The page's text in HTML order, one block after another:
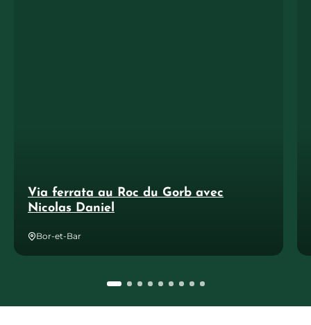
Via ferrata au Roc du Gorb avec
Nicolas Daniel
Bor-et-Bar